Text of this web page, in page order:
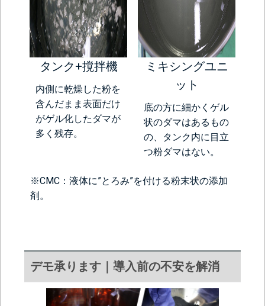
タンク+撹拌機
内側に乾燥した粉を
含んだまま表面だけ
がゲル化したダマが
多く残存。
ミキシングユニ
ット
底の方に細かくゲル
状のダマはあるもの
の、タンク内に目立
つ粉ダマはない。
※CMC：液体に”とろみ”を付ける粉末状の添加
剤。
デモ承ります｜導入前の不安を解消